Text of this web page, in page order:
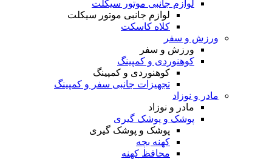
لوازم جانبی موتور سیکلت
لوازم جانبی موتور سیکلت
کلاه کاسکت
ورزش و سفر
ورزش و سفر
کوهنوردی و کمپینگ
کوهنوردی و کمپینگ
تجهیزات جانبی سفر و کمپینگ
مادر و نوزاد
مادر و نوزاد
پوشک و پوشک گیری
پوشک و پوشک گیری
کهنه بچه
محافظ کهنه